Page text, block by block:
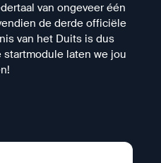
van ongeveer één
de derde officiële
van het Duits is dus
laten we jou